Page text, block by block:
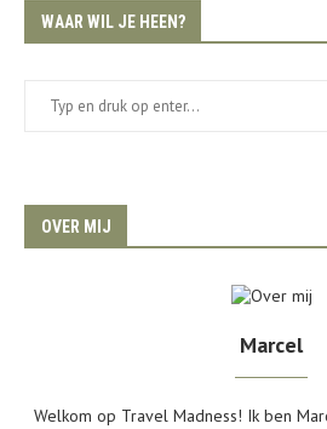
WAAR WIL JE HEEN?
OVER MIJ
Marcel
Welkom op Travel Madness! Ik ben